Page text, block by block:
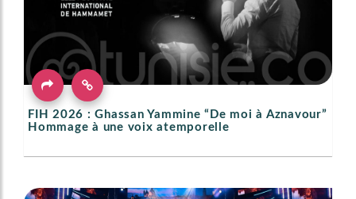
FIH 2026 : Ghassan Yammine “De moi à Aznavour”
Hommage à une voix atemporelle